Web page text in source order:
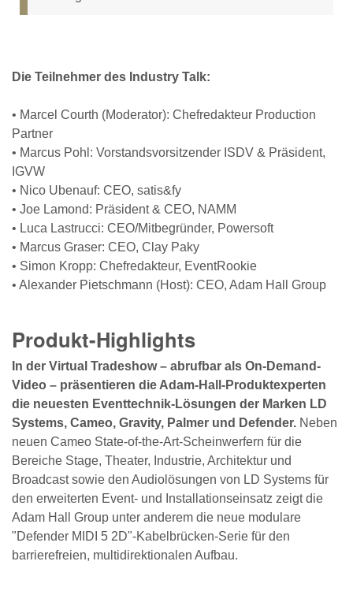
Die Teilnehmer des Industry Talk:
• Marcel Courth (Moderator): Chefredakteur Production
Partner
• Marcus Pohl: Vorstandsvorsitzender ISDV & Präsident,
IGVW
• Nico Ubenauf: CEO, satis&fy
• Joe Lamond: Präsident & CEO, NAMM
• Luca Lastrucci: CEO/Mitbegründer, Powersoft
• Marcus Graser: CEO, Clay Paky
• Simon Kropp: Chefredakteur, EventRookie
• Alexander Pietschmann (Host): CEO, Adam Hall Group
Produkt-Highlights
In der Virtual Tradeshow – abrufbar als On-Demand-
Video – präsentieren die Adam-Hall-Produktexperten
die neuesten Eventtechnik-Lösungen der Marken LD
Systems, Cameo, Gravity, Palmer und Defender. Neben
neuen Cameo State-of-the-Art-Scheinwerfern für die
Bereiche Stage, Theater, Industrie, Architektur und
Broadcast sowie den Audiolösungen von LD Systems für
den erweiterten Event- und Installationseinsatz zeigt die
Adam Hall Group unter anderem die neue modulare
"Defender MIDI 5 2D"-Kabelbrücken-Serie für den
barrierefreien, multidirektionalen Aufbau.